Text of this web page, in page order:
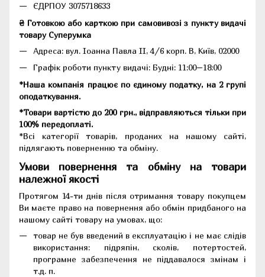
ЄДРПОУ 3075718633
₴ Готовкою або карткою при самовивозі з пункту видачі
товару Суперумка
Адреса: вул. Іоанна Павла II, 4/6 корп. В, Київ, 02000
Графік роботи пункту видачі: Будні: 11:00–18:00
*Наша компанія працює по єдиному податку, на 2 групі
оподаткування.
*Товари вартістю до 200 грн., відправляються тільки при
100% передоплаті.
*Всі категорії товарів, проданих на нашому сайті,
підлягають поверненню та обміну.
Умови повернення та обміну на товари
належної якості
Протягом 14-ти днів після отримання товару покупцем
Ви маєте право на повернення або обмін придбаного на
нашому сайті товару на умовах, що:
товар не був введений в експлуатацію і не має слідів
використання: підряпін, сколів, потертостей,
програмне забезпечення не піддавалося змінам і
т.д. п.